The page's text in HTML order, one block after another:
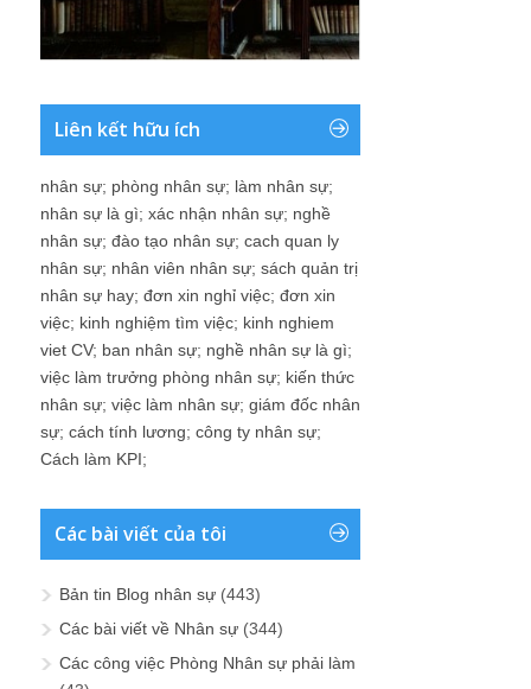
Liên kết hữu ích
nhân sự; phòng nhân sự; làm nhân sự;
nhân sự là gì; xác nhận nhân sự; nghề
nhân sự; đào tạo nhân sự; cach quan ly
nhân sự; nhân viên nhân sự; sách quản trị
nhân sự hay; đơn xin nghỉ việc; đơn xin
việc; kinh nghiệm tìm việc; kinh nghiem
viet CV; ban nhân sự; nghề nhân sự là gì;
việc làm trưởng phòng nhân sự; kiến thức
nhân sự; việc làm nhân sự; giám đốc nhân
sự; cách tính lương; công ty nhân sự;
Cách làm KPI;
Các bài viết của tôi
Bản tin Blog nhân sự (443)
Các bài viết về Nhân sự (344)
Các công việc Phòng Nhân sự phải làm